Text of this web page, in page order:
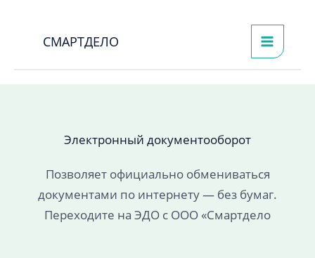
содержимому
СМАРТДЕЛО
Электронный документооборот
Позволяет официально обмениваться
документами по интернету — без бумаг.
Переходите на ЭДО с ООО «Смартдело